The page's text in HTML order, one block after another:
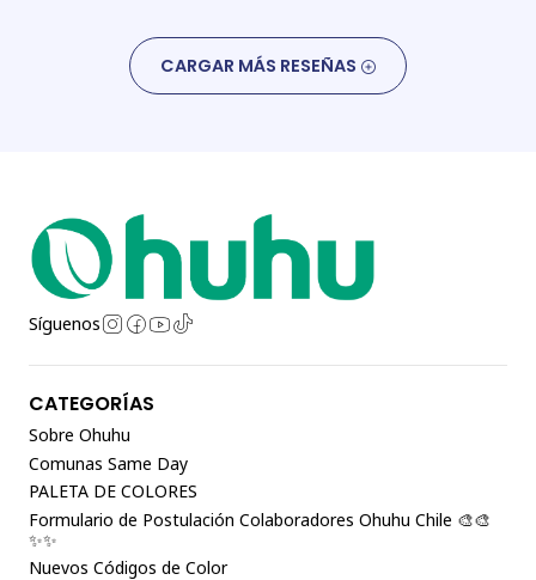
CARGAR MÁS RESEÑAS
Síguenos
CATEGORÍAS
Sobre Ohuhu
Comunas Same Day
PALETA DE COLORES
Formulario de Postulación Colaboradores Ohuhu Chile 🎨🎨
✨✨
Nuevos Códigos de Color